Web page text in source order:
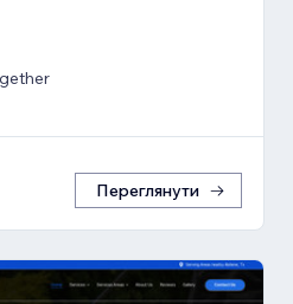
Переглянути